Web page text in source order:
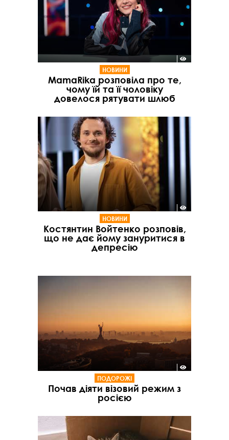
НОВИНИ
MamaRika розповіла про те,
чому їй та її чоловіку
довелося рятувати шлюб
НОВИНИ
Костянтин Войтенко розповів,
що не дає йому зануритися в
депресію
ПОДОРОЖІ
Почав діяти візовий режим з
росією